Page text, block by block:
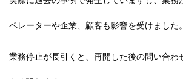
ペレーターや企業、顧客も影響を受けました。
業務停止が長引くと、再開した後の問い合わ